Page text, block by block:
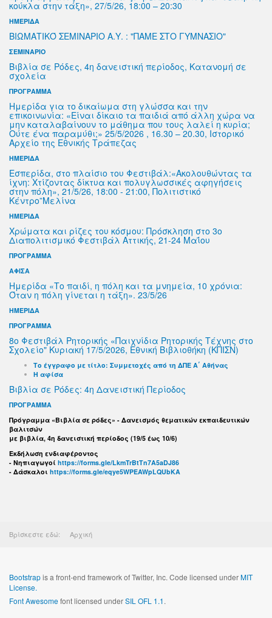
κούκλα στην τάξη», 27/5/26, 18:00 – 20:30
ΗΜΕΡΙΔΑ
ΒΙΩΜΑΤΙΚΌ ΣΕΜΙΝΑΡΙΟ Α.Υ. : "ΠΑΜΕ ΣΤΟ ΓΥΜΝΑΣΙΟ"
ΣΕΜΙΝΑΡΙΟ
Βιβλία σε Ρόδες, 4η δανειστική περίοδος, Κατανομή σε
σχολεία
ΠΡΟΓΡΑΜΜΑ
Ημερίδα για το δικαίωμα στη γλώσσα και την
επικοινωνία: «Είναι δίκαιο τα παιδιά από άλλη χώρα να
μην καταλαβαίνουν το μάθημα που τους λαλεί η κυρία;
Ούτε ένα παραμύθι;» 25/5/2026 , 16.30 – 20.30, Ιστορικό
Αρχείο της Εθνικής Τράπεζας
ΗΜΕΡΙΔΑ
Εσπερίδα, στο πλαίσιο του Φεστιβάλ:«Ακολουθώντας τα
ίχνη: Χτίζοντας δίκτυα και πολυγλωσσικές αφηγήσεις
στην πόλη», 21/5/26, 18:00 - 21:00, Πολιτιστικό
Κέντρο”Μελίνα
ΗΜΕΡΙΔΑ
Χρώματα και ρίζες του κόσμου: Πρόσκληση στο 3ο
Διαπολιτισμικό Φεστιβάλ Αττικής, 21-24 Μαΐου
ΠΡΟΓΡΑΜΜΑ
ΑΦΙΣΑ
Ημερίδα «Το παιδί, η πόλη και τα μνημεία, 10 χρόνια:
Όταν η πόλη γίνεται η τάξη». 23/5/26
ΗΜΕΡΙΔΑ
ΠΡΟΓΡΑΜΜΑ
8ο Φεστιβάλ Ρητορικής «Παιχνίδια Ρητορικής Τέχνης στο
Σχολείο" Κυριακή 17/5/2026, Εθνική Βιβλιοθήκη (ΚΠΙΣΝ)
Το έγγραφο με τίτλο: Συμμετοχές από τη ΔΠΕ Α΄ Αθήνας
Η αφίσα
Βιβλία σε Ρόδες: 4η Δανειστική Περίοδος
ΠΡΟΓΡΑΜΜΑ
Πρόγραμμα «Βιβλία σε ρόδες» - Δανεισμός θεματικών εκπαιδευτικών
βαλιτσών
με βιβλία, 4η δανειστική περίοδος (19/5 έως 10/6)
Εκδήλωση ενδιαφέροντος
- Νηπιαγωγοί https://forms.gle/LkmTrBtTn7A5aDJ86
- Δάσκαλοι https://forms.gle/eqye5WPEAWpLQUbKA
Βρίσκεστε εδώ: Αρχική
Bootstrapis a front-end framework of Twitter, Inc. Code licensed underMIT
License.
Font Awesomefont licensed underSIL OFL 1.1.